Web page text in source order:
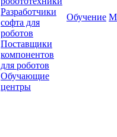
Разработчики
софта для
роботов
Поставщики
компонентов
для роботов
Обучающие
центры
Обучение